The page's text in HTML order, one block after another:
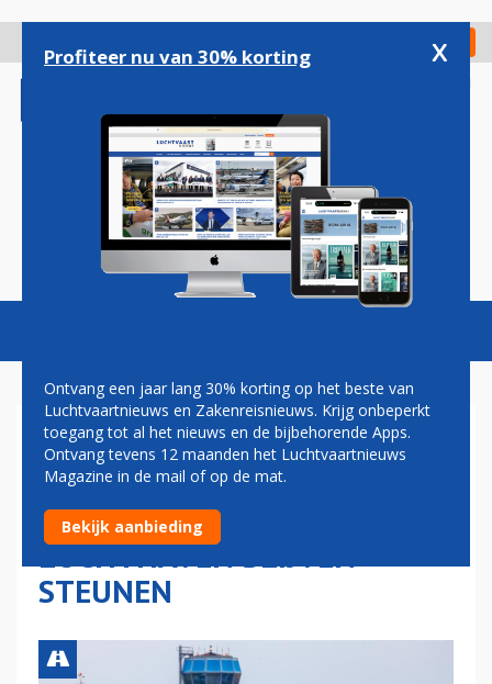
gaan
Check in
Magazine Podcasts Vacatures
VOORTBESTAAN GRONINGEN
AIRPORT LIJKT VERZEKERD:
OOK DRENTHE WIL
LUCHTHAVEN BLIJVEN
STEUNEN
Profiteer nu van 30% korting x
Ontvang een jaar lang 30% korting op het beste van
Luchtvaartnieuws en Zakenreisnieuws. Krijg onbeperkt
toegang tot al het nieuws en de bijbehorende Apps.
Ontvang tevens 12 maanden het Luchtvaartnieuws
Magazine in de mail of op de mat.
Bekijk aanbieding